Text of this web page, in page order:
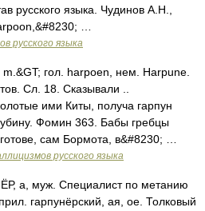
русского языка. Чудинов А.Н.,
…
русского языка
гол. harpoen, нем. Harpune.
Сл. 18. Сказывали ..
ими Киты, получа гарпун
Фомин 363. Бабы гребцы
сам Бормота, в&#8230; …
русского языка
а, муж. Специалист по метанию
гарпунёрский, ая, ое. Толковый